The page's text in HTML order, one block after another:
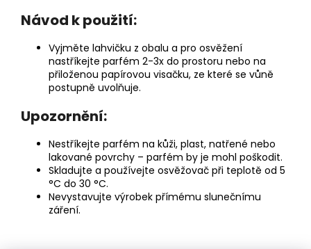
Návod k použití:
Vyjměte lahvičku z obalu a pro osvěžení
nastříkejte parfém 2-3x do prostoru nebo na
přiloženou papírovou visačku, ze které se vůně
postupně uvolňuje.
Upozornění:
Nestříkejte parfém na kůži, plast, natřené nebo
lakované povrchy – parfém by je mohl poškodit.
Skladujte a používejte osvěžovač při teplotě od 5
°C do 30 °C.
Nevystavujte výrobek přímému slunečnímu
záření.